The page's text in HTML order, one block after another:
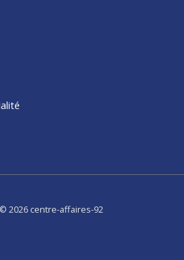
2026 centre-affaires-92